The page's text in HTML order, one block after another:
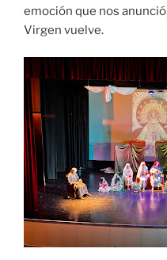
emoción que nos
Virgen vuelve.